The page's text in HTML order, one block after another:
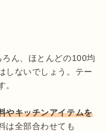
ん、ほとんどの100均
しないでしょう。テー
。
やキッチンアイテムを
は全部合わせても